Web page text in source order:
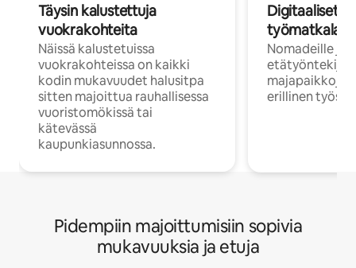
Täysin kalustettuja
vuokrakohteita
Näissä kalustetuissa
vuokrakohteissa on kaikki
kodin mukavuudet halusitpa
sitten majoittua rauhallisessa
vuoristomökissä tai
kätevässä
kaupunkiasunnossa.
Digitaaliset
Nomadeille ja
majapaikkoja,
erillinen
Pidempiin majoittumisiin sopivia
mukavuuksia ja etuja